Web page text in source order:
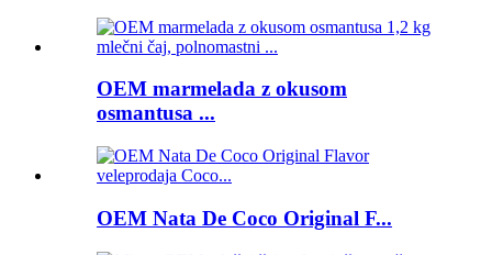
OEM marmelada z okusom
osmantusa ...
OEM Nata De Coco Original F...